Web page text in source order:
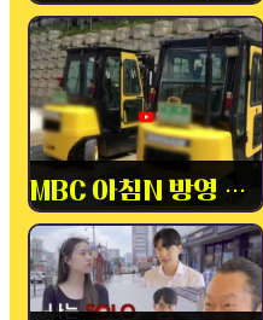
MBC 아침N 방영 내일배움카드